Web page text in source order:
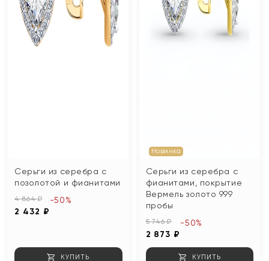
Серьги из серебра с
позолотой и фианитами
4 864 ₽
2 432 ₽
-50%
КУПИТЬ
Новинка
Серьги из серебра с
фианитами, покрытие
Вермель золото 999
пробы
5 746 ₽
2 873 ₽
-50%
КУПИТЬ